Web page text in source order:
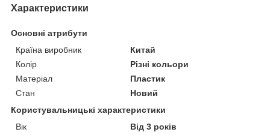
Характеристики
Основні атрибути
Країна виробник
Китай
Колір
Різні кольори
Матеріал
Пластик
Стан
Новий
Користувальницькі характеристики
Вік
Від 3 років